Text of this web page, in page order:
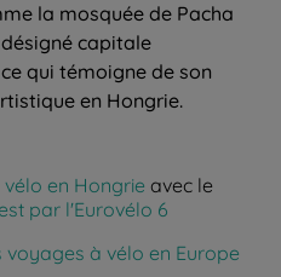
la mosquée de Pacha
désigné capitale
qui témoigne de son
en Hongrie.
en Hongrie avec le
par l'Eurovélo 6
voyages à vélo en Europe